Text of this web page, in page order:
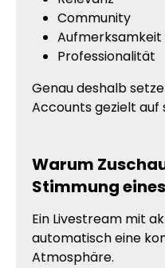
Community
Aufmerksamkeit
Professionalität
Genau deshalb
Accounts gezielt auf
Warum
Stimmung
Ein Livestream mit
automatisch eine
Atmosphäre.